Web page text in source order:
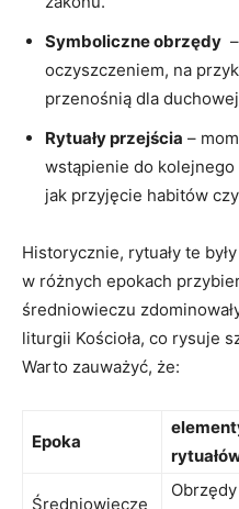
Symboliczne ‌obrzędy
oczyszczeniem, na
przenośnią ‌dla
Rytuały przejścia –
wstąpienie do
jak przyjęcie habitów
Historycznie, rytuały te
w różnych epokach
średniowieczu
liturgii ⁤Kościoła, co rysuje⁣
Warto zauważyć, że:
Epoka
Średniowiecze
Obrzędy